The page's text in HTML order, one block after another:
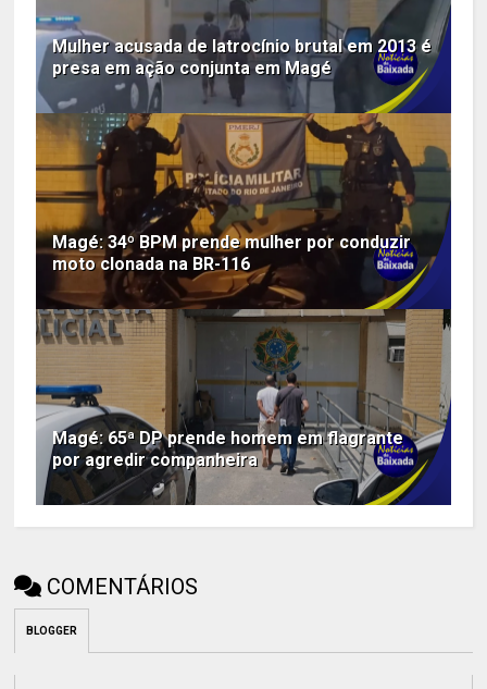
Mulher acusada de latrocínio brutal em 2013 é
presa em ação conjunta em Magé
Magé: 34º BPM prende mulher por conduzir
moto clonada na BR-116
Magé: 65ª DP prende homem em flagrante
por agredir companheira
COMENTÁRIOS
BLOGGER